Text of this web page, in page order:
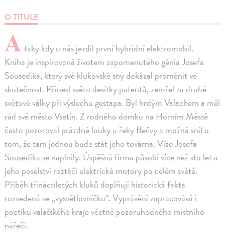
O TITULE
A taky kdy u nás jezdil první hybridní elektromobil.
Kniha je inspirovaná životem zapomenutého génia Josefa
Sousedíka, který své klukovské sny dokázal proměnit ve
skutečnost. Přinesl světu desítky patentů, zemřel za druhé
světové války při výslechu gestapa. Byl hrdým Valachem a měl
rád své město Vsetín. Z rodného domku na Horním Městě
často pozoroval prázdné louky u řeky Bečvy a možná snil o
tom, že tam jednou bude stát jeho továrna. Vize Josefa
Sousedíka se naplnily. Úspěšná firma působí více než sto let a
jeho poselství roztáčí elektrické motory po celém světě.
Příběh třináctiletých kluků doplňují historická fakta
rozvedená ve „vysvětlovníčku“. Vyprávění zapracovává i
poetiku valašského kraje včetně pozoruhodného místního
nářečí.